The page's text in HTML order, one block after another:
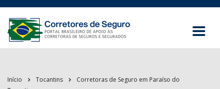
Início Tocantins
Corretoras de Seguro em Paraíso do